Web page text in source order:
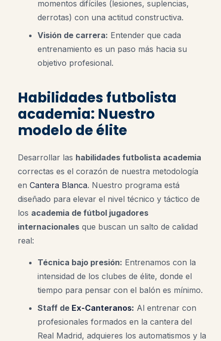
momentos difíciles (lesiones, suplencias,
derrotas) con una actitud constructiva.
Visión de carrera: Entender que cada
entrenamiento es un paso más hacia su
objetivo profesional.
Habilidades futbolista
academia: Nuestro
modelo de élite
Desarrollar las habilidades futbolista academia
correctas es el corazón de nuestra metodología
en Cantera Blanca. Nuestro programa está
diseñado para elevar el nivel técnico y táctico de
los academia de fútbol jugadores
internacionales que buscan un salto de calidad
real:
Técnica bajo presión: Entrenamos con la
intensidad de los clubes de élite, donde el
tiempo para pensar con el balón es mínimo.
Staff de Ex-Canteranos: Al entrenar con
profesionales formados en la cantera del
Real Madrid, adquieres los automatismos y la